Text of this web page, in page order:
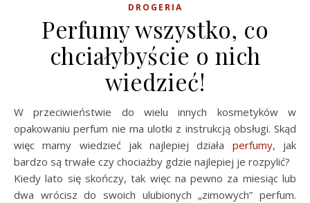
DROGERIA
Perfumy wszystko, co
chciałybyście o nich
wiedzieć!
W przeciwieństwie do wielu innych kosmetyków w
opakowaniu perfum nie ma ulotki z instrukcją obsługi. Skąd
więc mamy wiedzieć jak najlepiej działa perfumy, jak
bardzo są trwałe czy chociażby gdzie najlepiej je rozpylić?
Kiedy lato się skończy, tak więc na pewno za miesiąc lub
dwa wrócisz do swoich ulubionych „zimowych” perfum.